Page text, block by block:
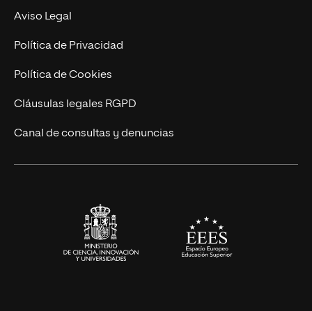
MBA
Marketing y Comunicación
Ingeniería
Diseño
Ciencias de la Salud
Contacto
Aviso Legal
Política de Privacidad
Política de Cookies
Cláusulas legales RGPD
Canal de consultas y denuncias